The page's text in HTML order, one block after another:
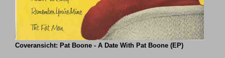
Coveransicht: Pat Boone - A Date With Pat Boone (EP)